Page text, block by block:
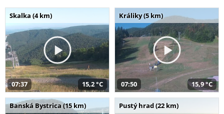
Skalka (4 km)
07:37 15,2 °C
Králiky (5 km)
07:50 15,9 °C
Banská Bystrica (15 km) Pustý hrad (22 km)